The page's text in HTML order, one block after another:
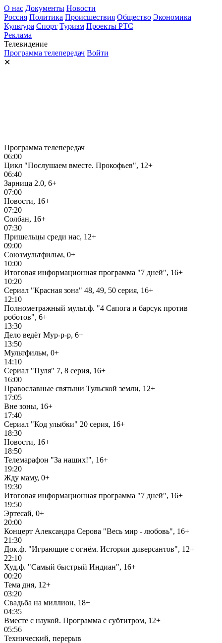
О нас Документы Новости
Россия Политика Происшествия Общество Экономика
Культура Спорт Туризм Проекты РТС
Реклама
Телевидение
Программа телепередач Войти
✕
Программа телепередач
06:00
Цикл "Послушаем вместе. Прокофьев", 12+
06:40
Зарница 2.0, 6+
07:00
Новости, 16+
07:20
Солбан, 16+
07:30
Пришельцы среди нас, 12+
09:00
Союзмультфильм, 0+
10:00
Итоговая информационная программа "7 дней", 16+
10:20
Сериал "Красная зона" 48, 49, 50 серия, 16+
12:10
Полнометражный мульт.ф. "4 Сапога и барсук против
роботов", 6+
13:30
Дело ведёт Мур-р-р, 6+
13:50
Мультфильм, 0+
14:10
Сериал "Пуля" 7, 8 серия, 16+
16:00
Православные святыни Тульской земли, 12+
17:05
Вне зоны, 16+
17:40
Сериал "Код улыбки" 20 серия, 16+
18:30
Новости, 16+
18:50
Телемарафон "За наших!", 16+
19:20
Жду маму, 0+
19:30
Итоговая информационная программа "7 дней", 16+
19:50
Эртесай, 0+
20:00
Концерт Александра Серова "Весь мир - любовь", 16+
21:30
Док.ф. "Играющие с огнём. Истории диверсантов", 12+
22:10
Худ.ф. "Самый быстрый Индиан", 16+
00:20
Тема дня, 12+
03:20
Свадьба на миллион, 18+
04:35
Вместе с наукой. Программа с субтитром, 12+
05:56
Технический, перерыв